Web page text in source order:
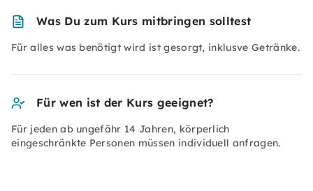
Was Du zum Kurs mitbringen solltest
Für alles was benötigt wird ist gesorgt, inklusve Getränke.
Für wen ist der Kurs geeignet?
Für jeden ab ungefähr 14 Jahren, körperlich
eingeschränkte Personen müssen individuell anfragen.